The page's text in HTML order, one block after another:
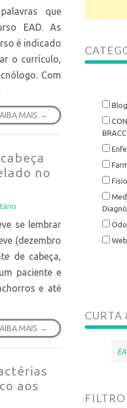
que
EAD. As
é indicado
o currículo,
Com
MAIS →
no
se lembrar
(dezembro
de cabeça,
paciente e
e até
MAIS →
aos
Blog
CURTA